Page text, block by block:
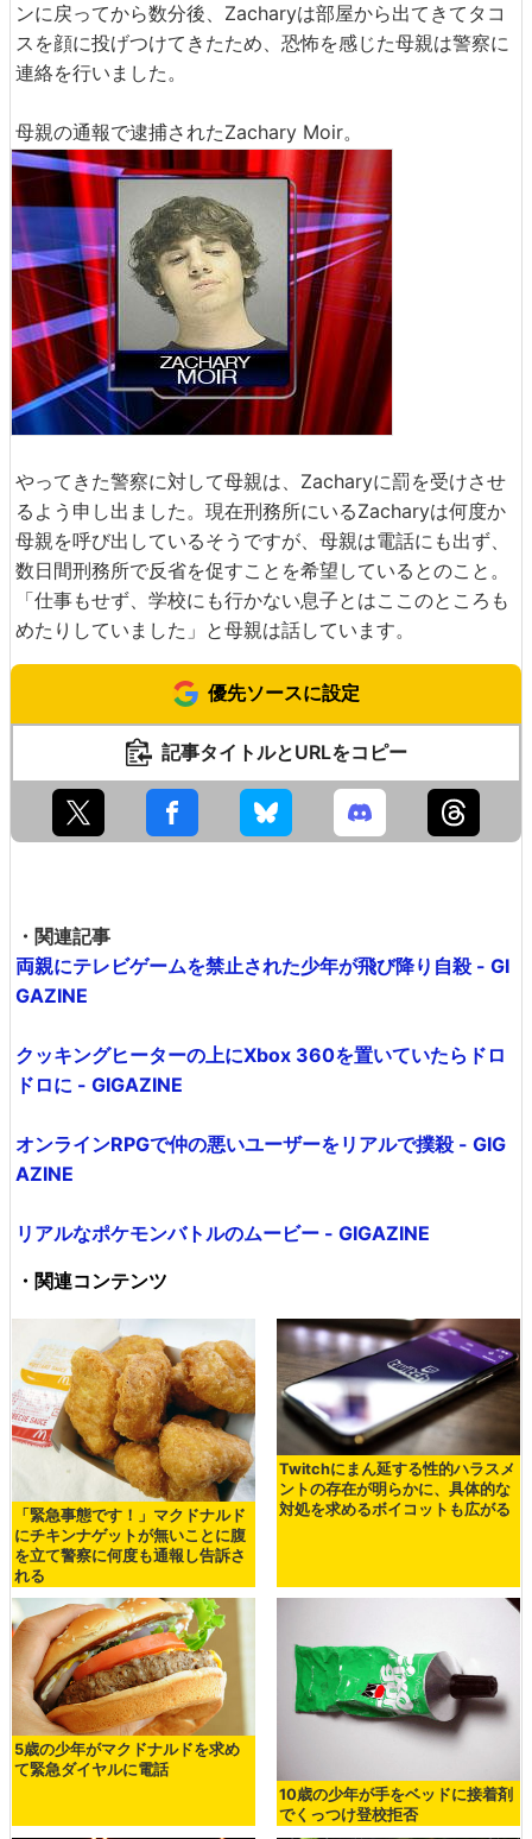
ンに戻ってから数分後、Zacharyは部屋から出てきてタコ
スを顔に投げつけてきたため、恐怖を感じた母親は警察に
連絡を行いました。
母親の通報で逮捕されたZachary Moir。
やってきた警察に対して母親は、Zacharyに罰を受けさせ
るよう申し出ました。現在刑務所にいるZacharyは何度か
母親を呼び出しているそうですが、母親は電話にも出ず、
数日間刑務所で反省を促すことを希望しているとのこと。
「仕事もせず、学校にも行かない息子とはここのところも
めたりしていました」と母親は話しています。
優先ソースに設定
記事タイトルとURLをコピー
・関連記事
両親にテレビゲームを禁止された少年が飛び降り自殺 - GI
GAZINE
クッキングヒーターの上にXbox 360を置いていたらドロ
ドロに - GIGAZINE
オンラインRPGで仲の悪いユーザーをリアルで撲殺 - GIG
AZINE
リアルなポケモンバトルのムービー - GIGAZINE
・関連コンテンツ
「緊急事態です！」マクドナルド
にチキンナゲットが無いことに腹
を立て警察に何度も通報し告訴さ
れる
Twitchにまん延する性的ハラスメ
ントの存在が明らかに、具体的な
対処を求めるボイコットも広がる
5歳の少年がマクドナルドを求め
て緊急ダイヤルに電話
10歳の少年が手をベッドに接着剤
でくっつけ登校拒否